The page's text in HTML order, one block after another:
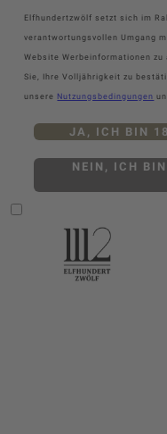
Elfhundertzwölf setzt sich im
verantwortungsvollen Umgang
Website Werbeinformationen
Sie, Ihre Volljährigkeit zu
unsere Nutzungsbedingungen
JA, ICH BIN 18
NEIN, ICH